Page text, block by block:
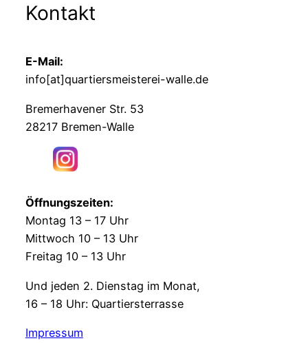
Kontakt
E-Mail:
info[at]quartiersmeisterei-walle.de
Bremerhavener Str. 53
28217 Bremen-Walle
Öffnungszeiten:
Montag 13 – 17 Uhr
Mittwoch 10 – 13 Uhr
Freitag 10 – 13 Uhr
Und jeden 2. Dienstag im Monat,
16 – 18 Uhr: Quartiersterrasse
Impressum